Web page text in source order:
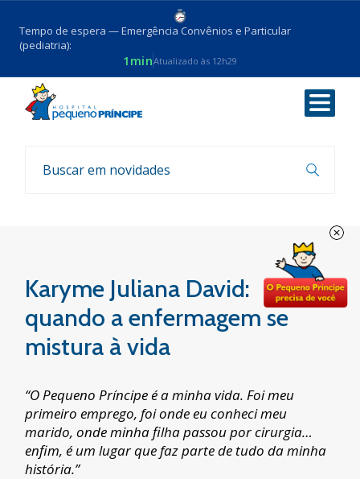
Tempo de espera — Emergência Convênios e Particular
(pediatria):
1minAtualizado às 12h29
Voltar
Sua história, nossa história
Karyme Juliana David:
quando a enfermagem se
mistura à vida
“O Pequeno Príncipe é a minha vida. Foi meu
primeiro emprego, foi onde eu conheci meu
marido, onde minha filha passou por cirurgia…
enfim, é um lugar que faz parte de tudo da minha
história.”